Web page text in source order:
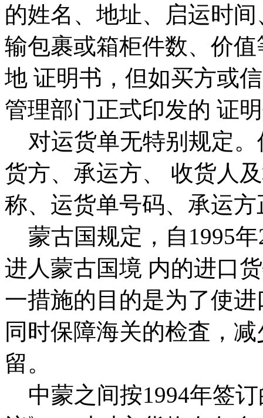
的姓名、地址、启运时
输包裹或箱柜件数、价
地 证明书，但如买方或
管理部门正式印发的 证
对运货单无特别规定。
货方、承运方、 收货人
称、运货单号码、承运
蒙古国规定，自1995
进人蒙古国境 内的进口
一措施的目的是为了使
同时保障海关的检査，
留。
中蒙之间按1994年签